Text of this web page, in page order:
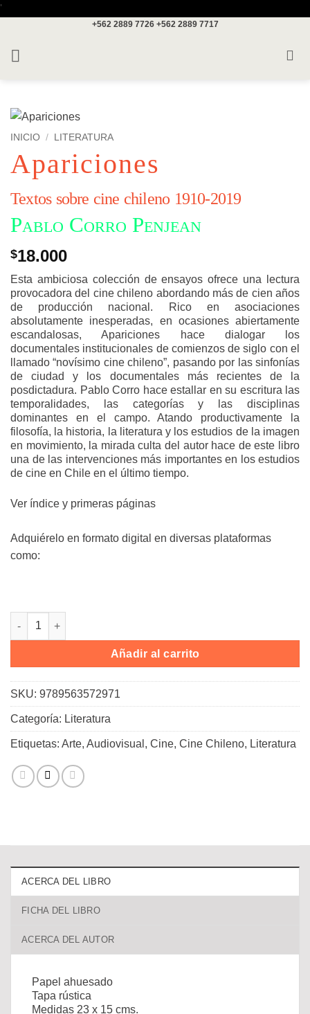
'
+562 2889 7726 +562 2889 7717
INICIO / LITERATURA
Apariciones
Textos sobre cine chileno 1910-2019
Pablo Corro Penjean
$18.000
Esta ambiciosa colección de ensayos ofrece una lectura
provocadora del cine chileno abordando más de cien años
de producción nacional. Rico en asociaciones
absolutamente inesperadas, en ocasiones abiertamente
escandalosas, Apariciones hace dialogar los
documentales institucionales de comienzos de siglo con el
llamado “novísimo cine chileno”, pasando por las sinfonías
de ciudad y los documentales más recientes de la
posdictadura. Pablo Corro hace estallar en su escritura las
temporalidades, las categorías y las disciplinas
dominantes en el campo. Atando productivamente la
filosofía, la historia, la literatura y los estudios de la imagen
en movimiento, la mirada culta del autor hace de este libro
una de las intervenciones más importantes en los estudios
de cine en Chile en el último tiempo.
Ver índice y primeras páginas
Adquiérelo en formato digital en diversas plataformas
como:
Apariciones cantidad
Añadir al carrito
SKU: 9789563572971
Categoría: Literatura
Etiquetas: Arte, Audiovisual , Cine, Cine Chileno, Literatura
ACERCA DEL LIBRO
FICHA DEL LIBRO
ACERCA DEL AUTOR
Papel ahuesado
Tapa rústica
Medidas 23 x 15 cms.